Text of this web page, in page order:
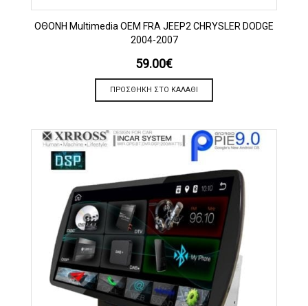
OΘΟΝΗ Multimedia OEM FRA JEEP2 CHRYSLER DODGE
2004-2007
59.00€
ΠΡΟΣΘΉΚΗ ΣΤΟ ΚΑΛΆΘΙ